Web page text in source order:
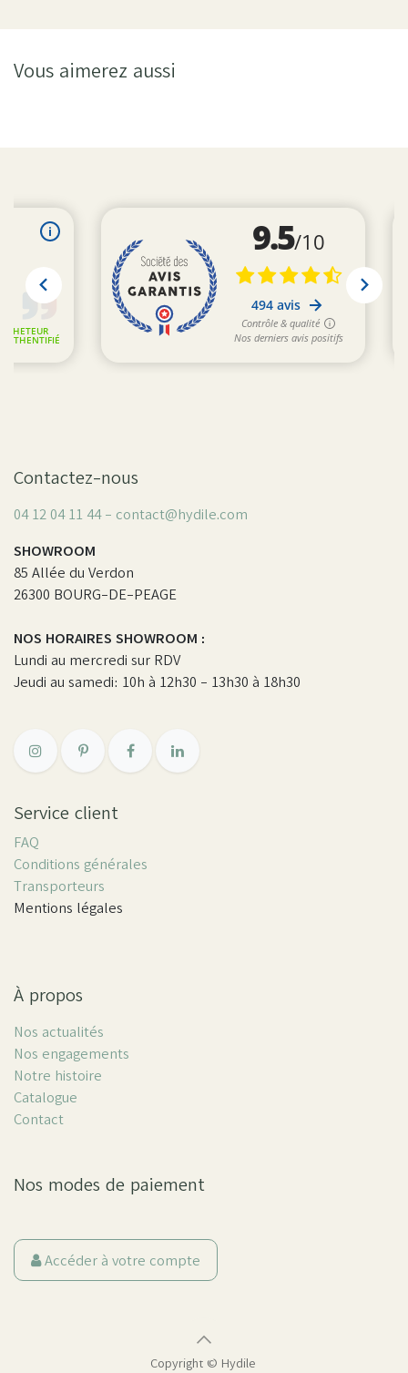
Vous aimerez aussi
Contactez-nous
04 12 04 11 44 - contact@hydile.com
SHOWROOM
85 Allée du Verdon
26300 BOURG-DE-PEAGE
NOS HORAIRES SHOWROOM :
Lundi au mercredi sur RDV
Jeudi au samedi: 10h à 12h30 - 13h30 à 18h30
Service client
FAQ
Conditions générales
Transporteurs
Mentions légales
À propos
Nos actualités
Nos engagements
Notre histoire
Catalogue
Contact
Nos modes de paiement
Accéder à votre compte
Copyright © Hydile